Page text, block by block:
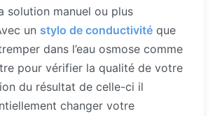
solution manuel ou plus
un stylo de conductivité que
dans l’eau osmose comme
pour vérifier la qualité de votre
du résultat de celle-ci il
changer votre